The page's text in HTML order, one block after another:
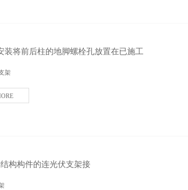
装将前后柱的地脚螺栓孔放置在已施工
架
结构构件的连光伏支架接